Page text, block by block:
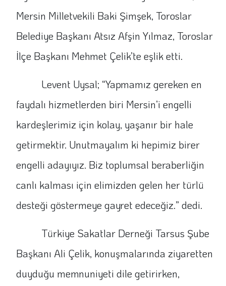
Mersin Milletvekili Baki Şimşek, Toroslar
Belediye Başkanı Atsız Afşin Yılmaz, Toroslar
İlçe Başkanı Mehmet Çelik’te eşlik etti.
Levent Uysal; “Yapmamız gereken en
faydalı hizmetlerden biri Mersin’i engelli
kardeşlerimiz için kolay, yaşanır bir hale
getirmektir. Unutmayalım ki hepimiz birer
engelli adayıyız. Biz toplumsal beraberliğin
canlı kalması için elimizden gelen her türlü
desteği göstermeye gayret edeceğiz.” dedi.
Türkiye Sakatlar Derneği Tarsus Şube
Başkanı Ali Çelik, konuşmalarında ziyaretten
duyduğu memnuniyeti dile getirirken,